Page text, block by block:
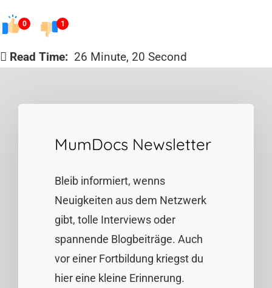
0 1
Read Time: 26 Minute, 20 Second
MumDocs Newsletter
Bleib informiert, wenns
Neuigkeiten aus dem Netzwerk
gibt, tolle Interviews oder
spannende Blogbeiträge. Auch
vor einer Fortbildung kriegst du
hier eine kleine Erinnerung.